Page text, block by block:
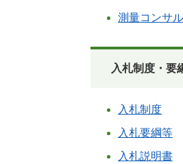
測量コンサ
入札制度・要
入札制度
入札要綱等
入札説明書